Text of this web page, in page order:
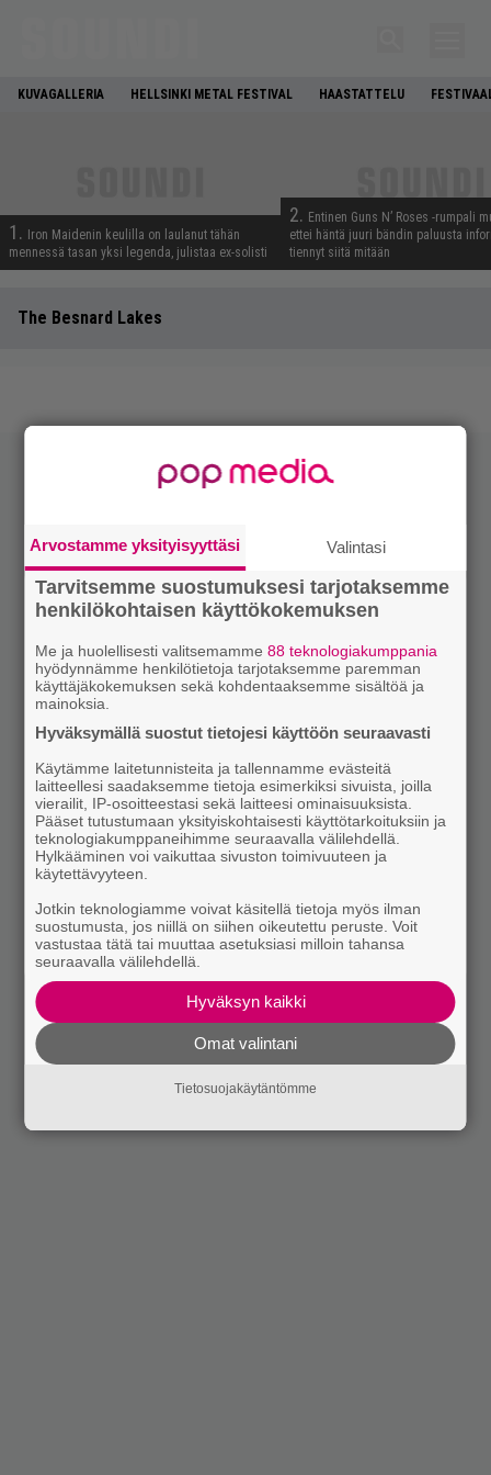
KUVAGALLERIA HELLSINKI METAL FESTIVAL HAASTATTELU
1.
Iron Maidenin keulilla on laulanut tähän
mennessä tasan yksi legenda, julistaa ex-solisti
2. Entinen Guns N’ Roses -rumpali
ettei häntä juuri bändin paluusta
tiennyt siitä mitään
The Besnard Lakes
Arvostamme yksityisyyttäsi Valintasi
Tarvitsemme suostumuksesi tarjotaksemme
henkilökohtaisen käyttökokemuksen
Me ja huolellisesti valitsemamme88 teknologiakumppania
hyödynnämme henkilötietoja tarjotaksemme paremman
käyttäjäkokemuksen sekä kohdentaaksemme sisältöä ja
mainoksia.
Hyväksymällä suostut tietojesi käyttöön seuraavasti
Käytämme laitetunnisteita ja tallennamme evästeitä
laitteellesi saadaksemme tietoja esimerkiksi sivuista, joilla
vierailit, IP-osoitteestasi sekä laitteesi ominaisuuksista.
Pääset tutustumaan yksityiskohtaisesti käyttötarkoituksiin ja
teknologiakumppaneihimme seuraavalla välilehdellä.
Hylkääminen voi vaikuttaa sivuston toimivuuteen ja
käytettävyyteen.
Jotkin teknologiamme voivat käsitellä tietoja myös ilman
suostumusta, jos niillä on siihen oikeutettu peruste. Voit
vastustaa tätä tai muuttaa asetuksiasi milloin tahansa
seuraavalla välilehdellä.
Hyväksyn kaikki
Omat valintani
Tietosuojakäytäntömme